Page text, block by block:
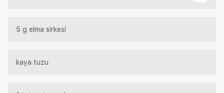
5 g elma sirkesi
kaya tuzu